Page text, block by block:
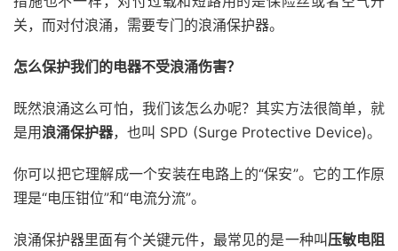
关，而对付浪涌，需要专门的浪涌保护器。
怎么保护我们的电器不受浪涌伤害？
既然浪涌这么可怕，我们该怎么办呢？其实方法很简单，就
是用浪涌保护器，也叫 SPD (Surge Protective Device)。
你可以把它理解成一个安装在电路上的“保安”。它的工作原
理是“电压钳位”和“电流分流”。
浪涌保护器里面有个关键元件，最常见的是一种叫压敏电阻